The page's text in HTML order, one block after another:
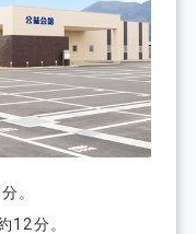
。
12分。